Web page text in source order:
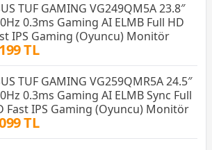
TUF GAMING VG249QM5A 23.8″
0.3ms Gaming AI ELMB Full HD
IPS Gaming (Oyuncu) Monitör
TL
TUF GAMING VG259QMR5A 24.5″
0.3ms Gaming AI ELMB Sync Full
Fast IPS Gaming (Oyuncu) Monitör
TL